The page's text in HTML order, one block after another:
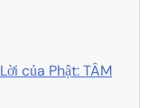
Lời của Phật: TÂM